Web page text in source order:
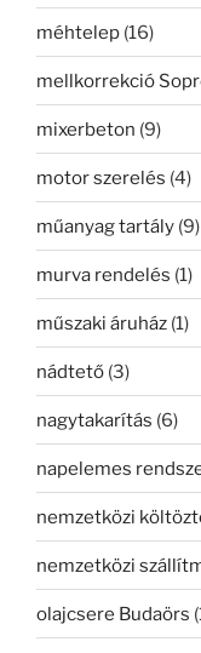
méhtelep (16)
mellkorrekció
mixerbeton (9)
motor szerelés (4)
műanyag tartály (9)
murva rendelés (1)
műszaki áruház (1)
nádtető (3)
nagytakarítás (6)
napelemes
nemzetközi
nemzetközi
olajcsere Budaörs